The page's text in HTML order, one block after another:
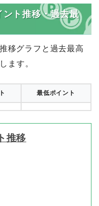
ト推移・過去最
移グラフと過去最高
ます。
最低ポイント
推移